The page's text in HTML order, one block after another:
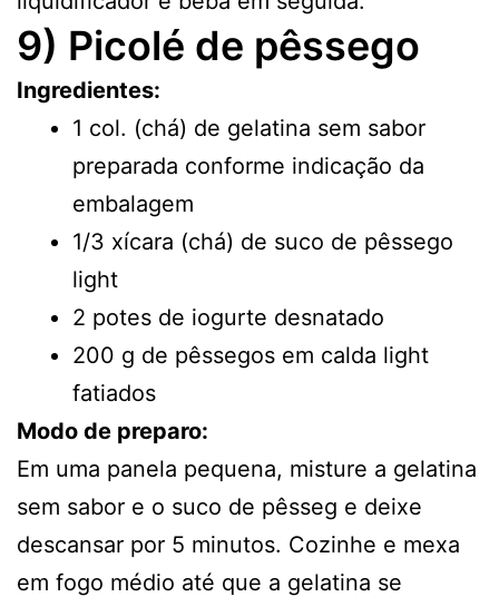
9) Picolé de pêssego
Ingredientes:
1 col. (chá) de gelatina sem sabor
preparada conforme indicação da
embalagem
1/3 xícara (chá) de suco de pêssego
light
2 potes de iogurte desnatado
200 g de pêssegos em calda light
fatiados
Modo de preparo:
Em uma panela pequena, misture a gelatina
sem sabor e o suco de pêsseg e deixe
descansar por 5 minutos. Cozinhe e mexa
em fogo médio até que a gelatina se